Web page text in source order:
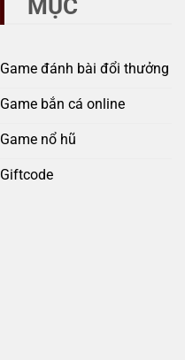
MỤC
Game đánh bài đổi thưởng
Game bắn cá online
Game nổ hũ
Giftcode